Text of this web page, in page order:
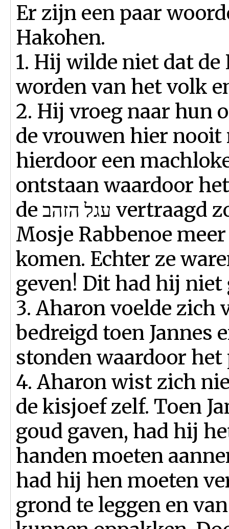
Er zijn een paar
Hakohen.
1. Hij wilde niet dat de
worden van het volk
2. Hij vroeg naar hun
de vrouwen hier nooit
hierdoor een
ontstaan waardoor
de עגל הזהב vertraagd zou worden. Hierdoor zou
Mosje Rabbenoe
komen. Echter ze
geven! Dit had hij niet
3. Aharon voelde zich
bedreigd toen Jannes
stonden waardoor
4. Aharon wist zich
de kisjoef zelf. Toen
goud gaven, had hij
handen moeten
had hij hen moeten
grond te leggen en